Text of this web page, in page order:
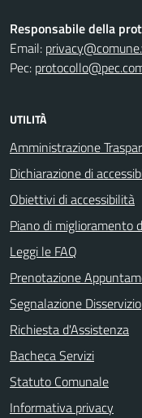
Responsabile della
Email:
Pec:
UTILITÀ
Amministrazione
Dichiarazione di
Obiettivi di accessibilità
Piano di miglioramento
Leggi le FAQ
Prenotazione
Segnalazione Disservizio
Richiesta d'Assistenza
Bacheca Servizi
Statuto Comunale
Informativa privacy